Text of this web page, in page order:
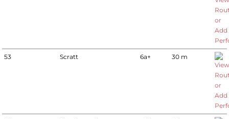
53 Scratt 6a+ 30 m